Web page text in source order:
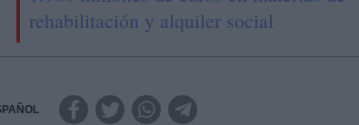
rehabilitación y alquiler social